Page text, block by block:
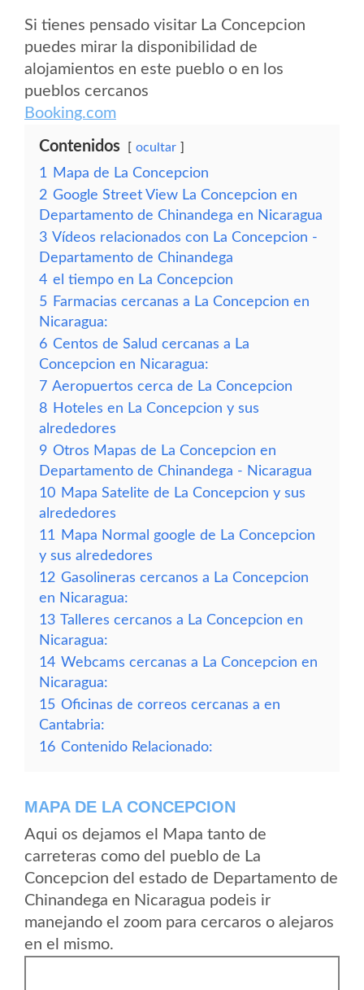
Si tienes pensado visitar La Concepcion
puedes mirar la disponibilidad de
alojamientos en este pueblo o en los
pueblos cercanos
Booking.com
Contenidos ocultar
1
Mapa de La Concepcion
2 Google Street View La Concepcion en
Departamento de Chinandega en Nicaragua
3 Vídeos relacionados con La Concepcion -
Departamento de Chinandega
4 el tiempo en La Concepcion
5 Farmacias cercanas a La Concepcion en
Nicaragua:
6 Centos de Salud cercanas a La
Concepcion en Nicaragua:
7 Aeropuertos cerca de La Concepcion
8 Hoteles en La Concepcion y sus
alrededores
9 Otros Mapas de La Concepcion en
Departamento de Chinandega - Nicaragua
10 Mapa Satelite de La Concepcion y sus
alrededores
11
Mapa Normal google de La Concepcion
y sus alrededores
12 Gasolineras cercanos a La Concepcion
en Nicaragua:
13 Talleres cercanos a La Concepcion en
Nicaragua:
14 Webcams cercanas a La Concepcion en
Nicaragua:
15 Oficinas de correos cercanas a en
Cantabria:
16 Contenido Relacionado:
MAPA DE LA CONCEPCION
Aqui os dejamos el Mapa tanto de
carreteras como del pueblo de La
Concepcion del estado de Departamento de
Chinandega en Nicaragua podeis ir
manejando el zoom para cercaros o alejaros
en el mismo.